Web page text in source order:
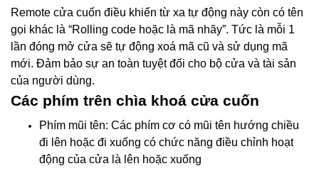
Remote cửa cuốn điều khiển từ xa tự động này còn có tên
gọi khác là “Rolling code hoặc là mã nhãy”. Tức là mỗi 1
lần đóng mở cửa sẽ tự động xoá mã cũ và sử dụng mã
mới. Đảm bảo sự an toàn tuyệt đối cho bộ cửa và tài sản
của người dùng.
Các phím trên chìa khoá cửa cuốn
Phím mũi tên: Các phím cơ có mũi tên hướng chiều
đi lên hoặc đi xuống có chức năng điều chỉnh hoạt
động của cửa là lên hoặc xuống